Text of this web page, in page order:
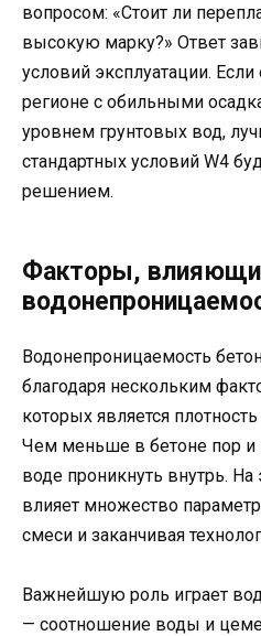
вопросом: «Стоит ли
высокую марку?» Ответ
условий эксплуатации. Если
регионе с обильными
уровнем грунтовых вод,
стандартных условий W4
решением.
Факторы,
Водонепроницаемость
благодаря нескольким
которых является
Чем меньше в бетоне пор и
воде проникнуть внутрь. На
влияет множество
смеси и заканчивая
Важнейшую роль играет
— соотношение воды и